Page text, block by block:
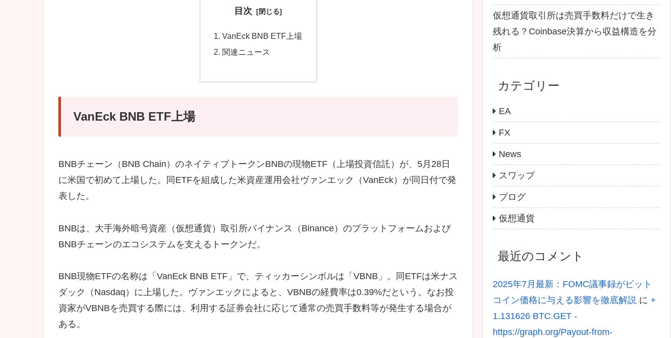
目次
VanEck BNB ETF上場
関連ニュース
VanEck BNB ETF上場
BNBチェーン（BNB Chain）のネイティブトークンBNBの現物ETF（上場投資信託）が、5月28日
に米国で初めて上場した。同ETFを組成した米資産運用会社ヴァンエック（VanEck）が同日付で発
表した。
BNBは、大手海外暗号資産（仮想通貨）取引所バイナンス（Binance）のプラットフォームおよび
BNBチェーンのエコシステムを支えるトークンだ。
BNB現物ETFの名称は「VanEck BNB ETF」で、ティッカーシンボルは「VBNB」。同ETFは米ナス
ダック（Nasdaq）に上場した。ヴァンエックによると、VBNBの経費率は0.39%だという。なお投
資家がVBNBを売買する際には、利用する証券会社に応じて通常の売買手数料等が発生する場合が
ある。
仮想通貨取引所は売買手数料だけで生き
残れる？Coinbase決算から収益構造を分
析
カテゴリー
EA
FX
News
スワップ
ブログ
仮想通貨
最近のコメント
2025年7月最新：FOMC議事録がビット
コイン価格に与える影響を徹底解説 に +
1.131626 BTC.GET -
https://graph.org/Payout-from-